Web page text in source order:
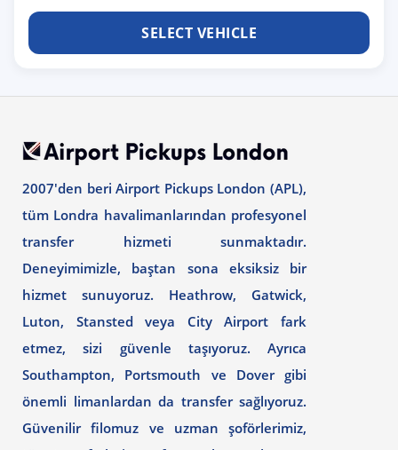
SELECT VEHICLE
2007'den beri Airport Pickups London (APL),
tüm Londra havalimanlarından profesyonel
transfer hizmeti sunmaktadır.
Deneyimimizle, baştan sona eksiksiz bir
hizmet sunuyoruz. Heathrow, Gatwick,
Luton, Stansted veya City Airport fark
etmez, sizi güvenle taşıyoruz. Ayrıca
Southampton, Portsmouth ve Dover gibi
önemli limanlardan da transfer sağlıyoruz.
Güvenilir filomuz ve uzman şoförlerimiz,